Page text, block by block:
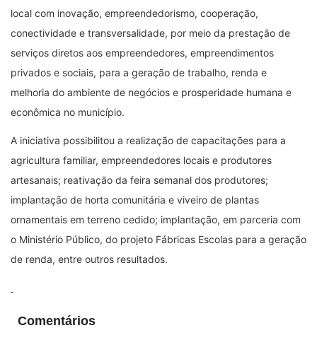
local com inovação, empreendedorismo, cooperação,
conectividade e transversalidade, por meio da prestação de
serviços diretos aos empreendedores, empreendimentos
privados e sociais, para a geração de trabalho, renda e
melhoria do ambiente de negócios e prosperidade humana e
econômica no município.
A iniciativa possibilitou a realização de capacitações para a
agricultura familiar, empreendedores locais e produtores
artesanais; reativação da feira semanal dos produtores;
implantação de horta comunitária e viveiro de plantas
ornamentais em terreno cedido; implantação, em parceria com
o Ministério Público, do projeto Fábricas Escolas para a geração
de renda, entre outros resultados.
Comentários